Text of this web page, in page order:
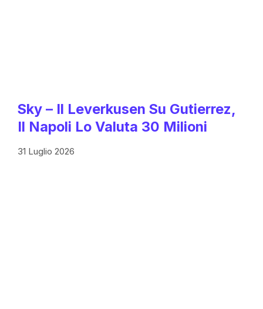
Sky – Il Leverkusen Su Gutierrez,
Il Napoli Lo Valuta 30 Milioni
31 Luglio 2026